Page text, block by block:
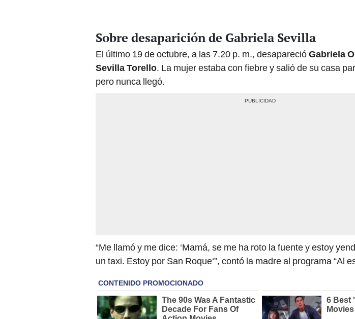
Sobre desaparición de Gabriela Sevilla
El último 19 de octubre, a las 7.20 p. m., desaparecióGabriela
Sevilla Torello. La mujer estaba con fiebre y salió de su casa
pero nunca llegó.
“Me llamó y me dice: ‘Mamá, se me ha roto la fuente y estoy
un taxi. Estoy por San Roque‘”, contó la madre al programa “Al